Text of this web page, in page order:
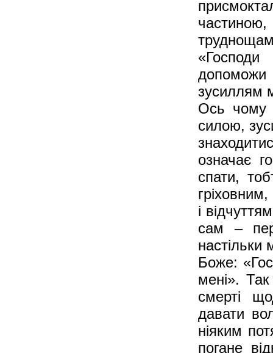
зусиллям
Ось чому
силою,
означає
спати,
і
сам –
настільки
Боже:
мені».
смерті
давати
ніяким
погане